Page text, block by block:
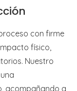
con firme
físico,
Nuestro
acompañando a